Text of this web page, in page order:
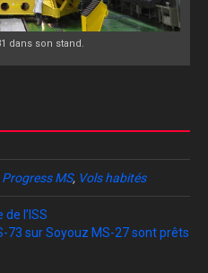
dans son stand.
Progress MS, Vols habités
l’ISS
73 sur Soyouz MS-27 sont prêts